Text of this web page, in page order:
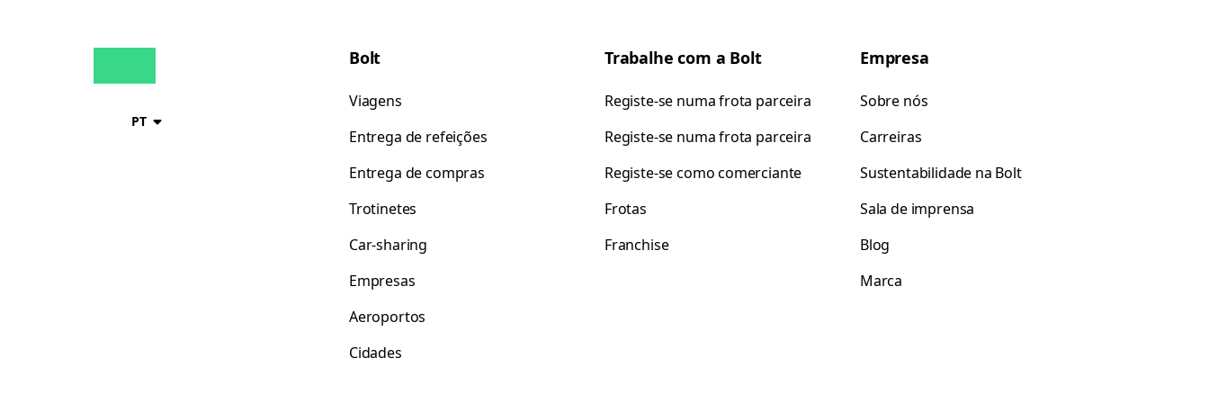
PT
Bolt
Viagens
Entrega de refeições
Entrega de compras
Trotinetes
Car-sharing
Empresas
Aeroportos
Cidades
Trabalhe com a Bolt
Registe-se numa frota parceira
Registe-se numa frota parceira
Registe-se como comerciante
Frotas
Franchise
Empresa
Sobre nós
Carreiras
Sustentabilidade na Bolt
Sala de imprensa
Blog
Marca